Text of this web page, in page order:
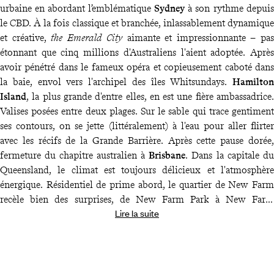
urbaine en abordant l’emblématique Sydney à son rythme depuis
le CBD. À la fois classique et branchée, inlassablement dynamique
et créative, the Emerald Cityaimante et impressionnante – pas
étonnant que cinq millions d'Australiens l'aient adoptée. Après
avoir pénétré dans le fameux opéra et copieusement caboté dans
la baie, envol vers l'archipel des îles Whitsundays. Hamilton
Island, la plus grande d'entre elles, en est une fière ambassadrice.
Valises posées entre deux plages. Sur le sable qui trace gentiment
ses contours, on se jette (littéralement) à l'eau pour aller flirter
avec les récifs de la Grande Barrière. Après cette pause dorée,
fermeture du chapitre australien à Brisbane. Dans la capitale du
Queensland, le climat est toujours délicieux et l'atmosphère
énergique. Résidentiel de prime abord, le quartier de New Farm
recèle bien des surprises, de New Farm Park à New Farm
Powerhouse – voyez par vous-même depuis votre adresse posée
Lire la suite